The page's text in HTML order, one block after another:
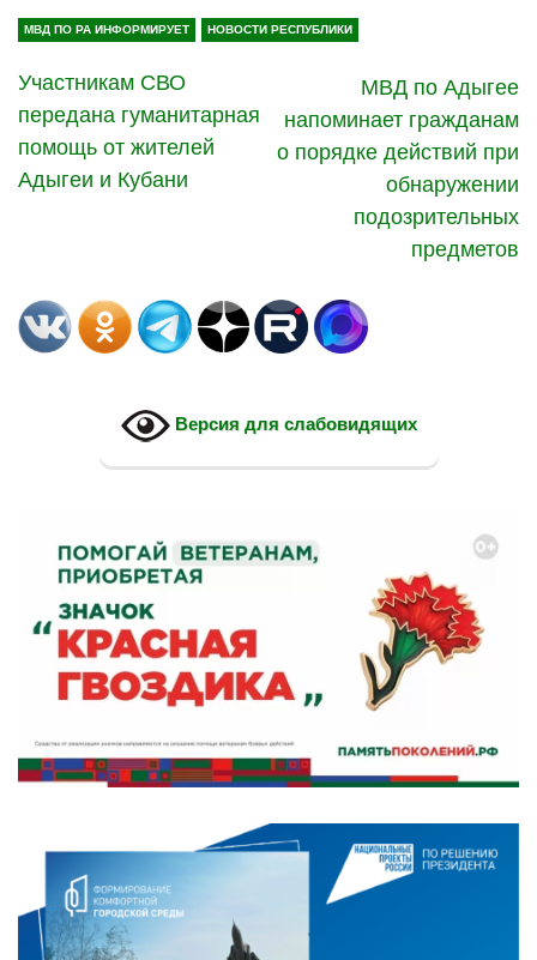
МВД ПО РА ИНФОРМИРУЕТ НОВОСТИ РЕСПУБЛИКИ
Участникам СВО
передана гуманитарная
помощь от жителей
Адыгеи и Кубани
МВД по Адыгее
напоминает гражданам
о порядке действий при
обнаружении
подозрительных
предметов
Версия для слабовидящих